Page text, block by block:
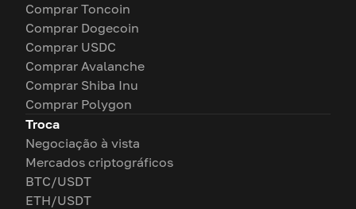
Comprar Toncoin
Comprar Dogecoin
Comprar USDC
Comprar Avalanche
Comprar Shiba Inu
Comprar Polygon
Troca
Negociação à vista
Mercados criptográficos
BTC/USDT
ETH/USDT